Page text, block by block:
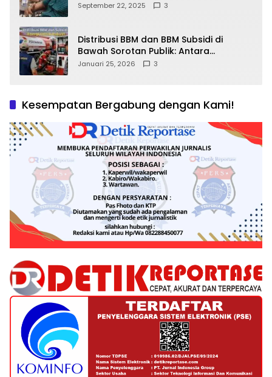
September 22, 2025 3
Distribusi BBM dan BBM Subsidi di
Bawah Sorotan Publik: Antara
Kepentingan Negara, Hak Konsumen,
Januari 25, 2026 3
Kesempatan Bergabung dengan Kami!